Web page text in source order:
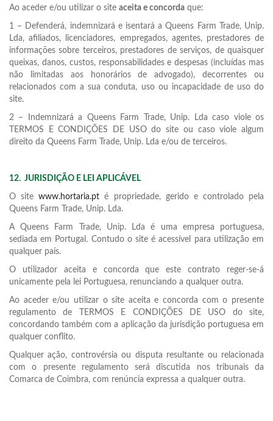
Ao aceder e/ou utilizar o site aceita e concorda que:
1 – Defenderá, indemnizará e isentará a Queens Farm Trade, Unip.
Lda, afiliados, licenciadores, empregados, agentes, prestadores de
informações sobre terceiros, prestadores de serviços, de quaisquer
queixas, danos, custos, responsabilidades e despesas (incluídas mas
não limitadas aos honorários de advogado), decorrentes ou
relacionados com a sua conduta, uso ou incapacidade de uso do
site.
2 – Indemnizará a Queens Farm Trade, Unip. Lda caso viole os
TERMOS E CONDIÇÕES DE USO do site ou caso viole algum
direito da Queens Farm Trade, Unip. Lda e/ou de terceiros.
12. JURISDIÇÃO E LEI APLICÁVEL
O sitewww.hortaria.pt é propriedade, gerido e controlado pela
Queens Farm Trade, Unip. Lda.
A Queens Farm Trade, Unip. Lda é uma empresa portuguesa,
sediada em Portugal. Contudo o site é acessível para utilização em
qualquer país.
O utilizador aceita e concorda que este contrato reger-se-á
unicamente pela lei Portuguesa, renunciando a qualquer outra.
Ao aceder e/ou utilizar o site aceita e concorda com o presente
regulamento de TERMOS E CONDIÇÕES DE USO do site,
concordando também com a aplicação da jurisdição portuguesa em
qualquer conflito.
Qualquer ação, controvérsia ou disputa resultante ou relacionada
com o presente regulamento será discutida nos tribunais da
Comarca de Coimbra, com renúncia expressa a qualquer outra.